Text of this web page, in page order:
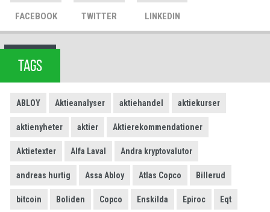
FACEBOOK TWITTER LINKEDIN
TAGS
ABLOY Aktieanalyser aktiehandel aktiekurser
aktienyheter aktier Aktierekommendationer
Aktietexter Alfa Laval Andra kryptovalutor
andreas hurtig Assa Abloy Atlas Copco Billerud
bitcoin Boliden Copco Enskilda Epiroc Eqt